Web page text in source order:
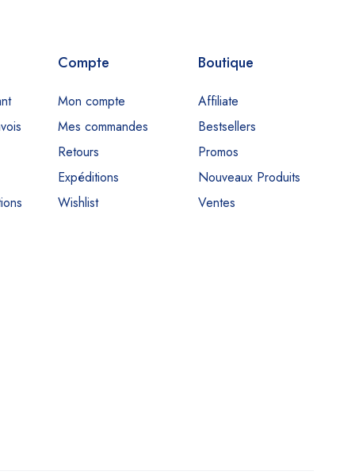
Compte
Mon compte
Mes commandes
Retours
Expéditions
Wishlist
Boutique
Affiliate
Bestsellers
Promos
Nouveaux Produits
Ventes